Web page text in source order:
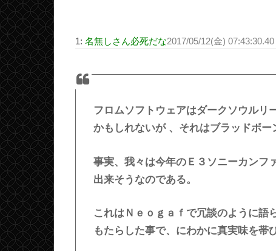
1: 名無しさん必死だな2017/05/12(金)
フロムソフトウェアはダークソウルリ
かもしれないが 、それはブラッドボー
事実、我々は今年のＥ３ソニーカンフ
出来そうなのである。
これはＮｅｏｇａｆで冗談のように語
もたらした事で、にわかに真実味を帯